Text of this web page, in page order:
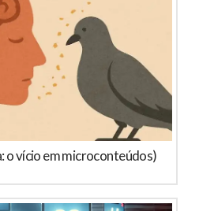
o vício em microconteúdos)